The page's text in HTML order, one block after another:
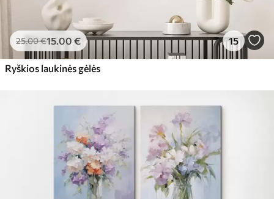
25.00€15.00 € 15
Ryškios laukinės gėlės